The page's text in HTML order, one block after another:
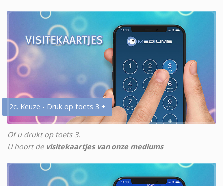
2c. Keuze - Druk op toets 3 +
Of u drukt op toets 3.
U hoort de visitekaartjes van onze mediums